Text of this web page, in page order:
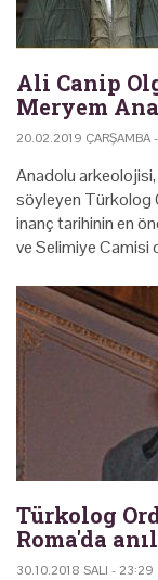
Ali Canip
Meryem
20.02.2019 ÇARŞAMBA
Anadolu arkeolojisi,
söyleyen Türkolog
inanç tarihinin en
ve Selimiye Camisi
Türkolog
Roma'da
30.10.2018 SALI - 23:29